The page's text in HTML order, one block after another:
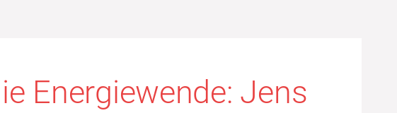
Energiewende: Jens